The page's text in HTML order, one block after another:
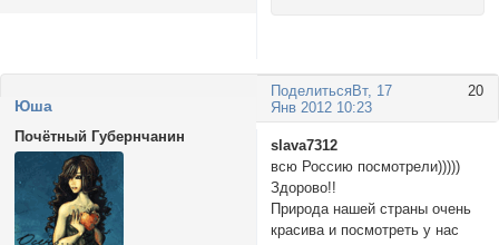
Поделиться 20
Вт, 17
Янв 2012 10:23
Юша
Почётный Губернчанин
slava7312
всю Россию посмотрели)))))
Здорово!!
Природа нашей страны очень
красива и посмотреть у нас